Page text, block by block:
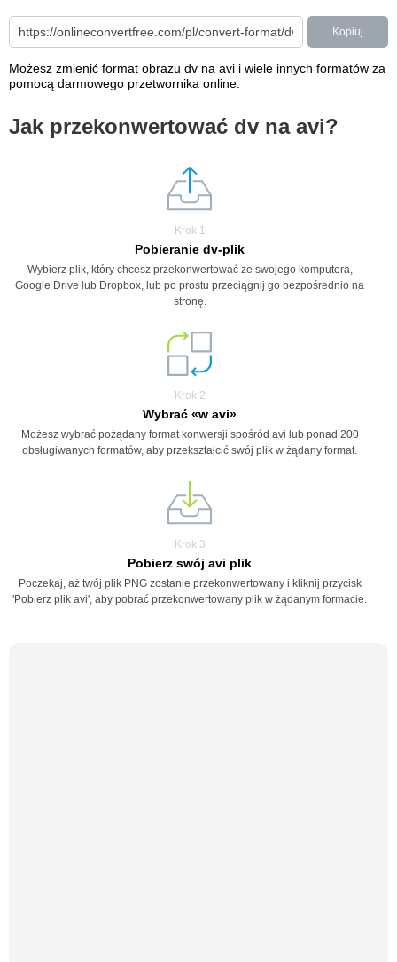
Kopiuj
Możesz zmienić format obrazu dv na avi i wiele innych formatów za
pomocą darmowego przetwornika online.
Jak przekonwertować dv na avi?
Krok 1
Pobieranie dv-plik
Wybierz plik, który chcesz przekonwertować ze swojego komputera,
Google Drive lub Dropbox, lub po prostu przeciągnij go bezpośrednio na
stronę.
Krok 2
Wybrać «w avi»
Możesz wybrać pożądany format konwersji spośród avi lub ponad 200
obsługiwanych formatów, aby przekształcić swój plik w żądany format.
Krok 3
Pobierz swój avi plik
Poczekaj, aż twój plik PNG zostanie przekonwertowany i kliknij przycisk
'Pobierz plik avi', aby pobrać przekonwertowany plik w żądanym formacie.